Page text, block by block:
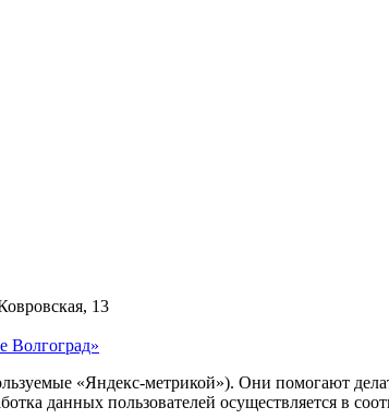
13
Волгоград»
«Яндекс-метрикой»). Они помогают
данных пользователей осуществляется в